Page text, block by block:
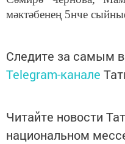
мәктәбенең 5нче
Следите за самым
Telegram-канале
Читайте новости
национальном